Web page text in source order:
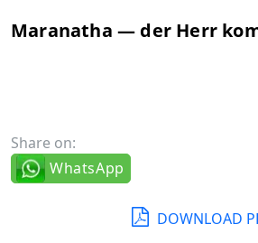
Maranatha — der Herr
Share on:
WhatsApp
DOWNLOAD